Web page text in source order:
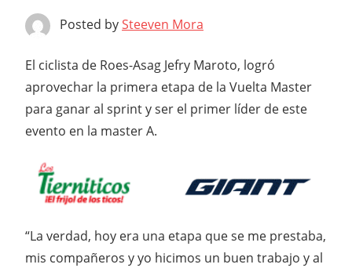
Posted bySteeven Mora
El ciclista de Roes-Asag Jefry Maroto, logró
aprovechar la primera etapa de la Vuelta Master
para ganar al sprint y ser el primer líder de este
evento en la master A.
“La verdad, hoy era una etapa que se me prestaba,
mis compañeros y yo hicimos un buen trabajo y al